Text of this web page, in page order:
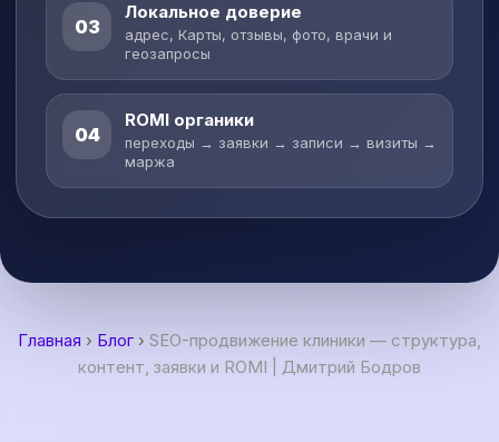
03
Локальное доверие
адрес, Карты, отзывы, фото, врачи и
геозапросы
04
ROMI органики
переходы → заявки → записи → визиты →
маржа
Главная › Блог › SEO-продвижение клиники — структура,
контент, заявки и ROMI | Дмитрий Бодров